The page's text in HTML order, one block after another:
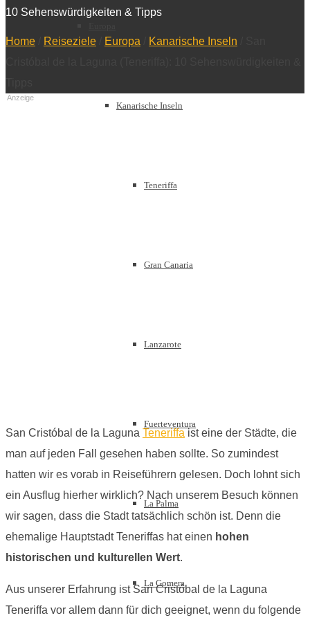
Kanarische Inseln
Teneriffa
Gran Canaria
Lanzarote
Fuerteventura
La Palma
La Gomera
10 Sehenswürdigkeiten & Tipps
Home Reiseziele Europa Kanarische Inseln
Anzeige
San Cristóbal de la Laguna Teneriffa ist eine der Städte, die
man auf jeden Fall gesehen haben sollte. So zumindest
hatten wir es vorab in Reiseführern gelesen. Doch lohnt sich
ein Ausflug hierher wirklich? Nach unserem Besuch können
wir sagen, dass die Stadt tatsächlich schön ist. Denn die
ehemalige Hauptstadt Teneriffas hat einen hohen
historischen und kulturellen Wert.
Aus unserer Erfahrung ist San Cristóbal de la Laguna
Teneriffa vor allem dann für dich geeignet, wenn du folgende